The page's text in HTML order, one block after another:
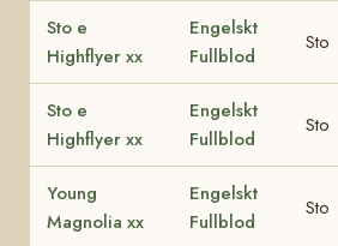
Sto e
Highflyer xx
Engelskt
Fullblod
Sto
Sto e
Highflyer xx
Engelskt
Fullblod
Sto
Young
Magnolia xx
Engelskt
Fullblod
Sto